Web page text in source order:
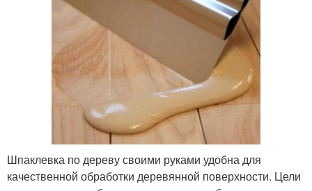
Шпаклевка по дереву своими руками удобна для
качественной обработки деревянной поверхности. Цели